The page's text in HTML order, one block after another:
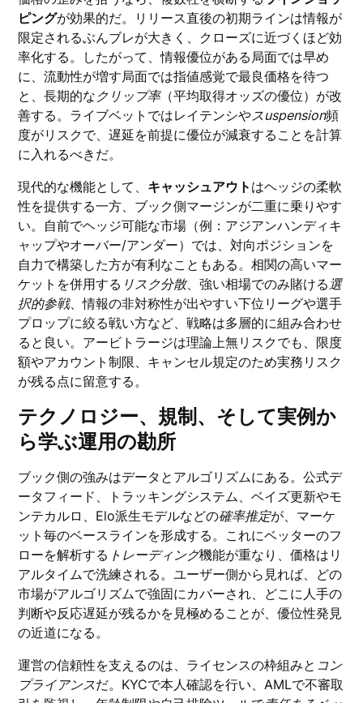
ピングが効果的だ。リリース直後の初期ラインは情報が
限定されるぶんブレが大きく、クローズに近づくほど効
率化する。したがって、情報優位がある局面では早め
に、流動性が増す局面では指値感覚で最良価格を待つ
と、長期的な クリップ率（平均取得オッズの優位）が改
善する。ライブベットではレイテンシやスuspension頻
度がリスクで、遅延を前提に優位が減衰することを計算
に入れるべきだ。
現代的な機能として、 キャッシュアウト はヘッジの柔軟
性を提供する一方、ブック側マージンが二重に乗りやす
い。自前でヘッジ可能な市場（例：アジアンハンディキ
ャップやオーバー/アンダー）では、対向ポジションを
自力で構築した方が有利なこともある。相関の高いマー
ケットを併用する リスク分散、強い相場でのみ賭ける選
択的参戦、情報の非対称性が出やすい下位リーグや選手
プロップに絞る戦い方など、戦略は多層的に組み合わせ
ると良い。アービトラージは理論上無リスクでも、限度
額やアカウント制限、キャンセル規定のため実務リスク
が残る点に留意する。
テクノロジー、規制、そして実例か
ら学ぶ運用の勘所
ブック側の強みはデータとアルゴリズムにある。公式デ
ータフィード、トラッキングシステム、ベイズ更新やモ
ンテカルロ、Elo派生モデルなどの確率推定が、マーケ
ット毎のベースラインを形成する。これにベッターのフ
ローを解析する トレーディング機能が重なり、価格はリ
アルタイムで洗練される。ユーザー側から見れば、どの
市場がアルゴリズムで強固にカバーされ、どこに人手の
判断や反応遅延が残るかを見極めることが、優位性発見
の近道になる。
運営の信頼性を支えるのは、ライセンスの枠組みと コン
プライアンスだ。KYCで本人確認を行い、AMLで不審取